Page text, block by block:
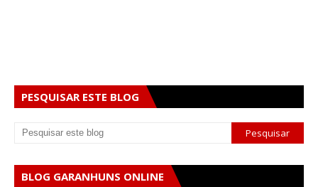
PESQUISAR ESTE BLOG
BLOG GARANHUNS ONLINE